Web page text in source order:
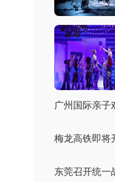
广州国际亲子
梅龙高铁即将
东莞召开统一